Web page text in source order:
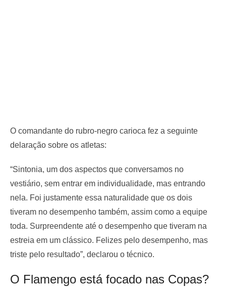
O comandante do rubro-negro carioca fez a seguinte
delaração sobre os atletas:
“Sintonia, um dos aspectos que conversamos no
vestiário, sem entrar em individualidade, mas entrando
nela. Foi justamente essa naturalidade que os dois
tiveram no desempenho também, assim como a equipe
toda. Surpreendente até o desempenho que tiveram na
estreia em um clássico. Felizes pelo desempenho, mas
triste pelo resultado”, declarou o técnico.
O Flamengo está focado nas Copas?